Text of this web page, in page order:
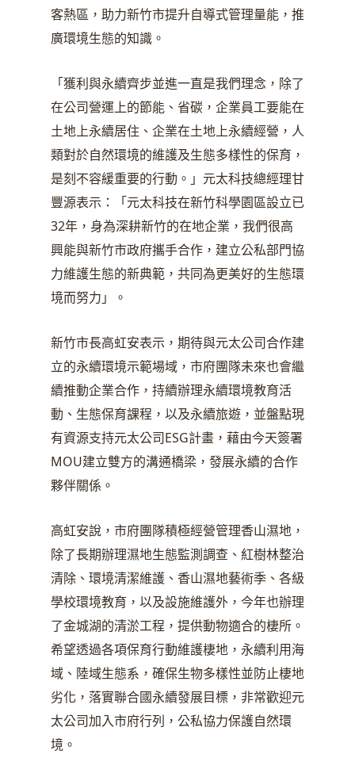
客熱區，助力新竹市提升自導式管理量能，推
廣環境生態的知識。
「獲利與永續齊步並進一直是我們理念，除了
在公司營運上的節能、省碳，企業員工要能在
土地上永續居住、企業在土地上永續經營，人
類對於自然環境的維護及生態多樣性的保育，
是刻不容緩重要的行動。」元太科技總經理甘
豐源表示：「元太科技在新竹科學園區設立已
32年，身為深耕新竹的在地企業，我們很高
興能與新竹市政府攜手合作，建立公私部門協
力維護生態的新典範，共同為更美好的生態環
境而努力」。
新竹市長高虹安表示，期待與元太公司合作建
立的永續環境示範場域，市府團隊未來也會繼
續推動企業合作，持續辦理永續環境教育活
動、生態保育課程，以及永續旅遊，並盤點現
有資源支持元太公司ESG計畫，藉由今天簽署
MOU建立雙方的溝通橋梁，發展永續的合作
夥伴關係。
高虹安說，市府團隊積極經營管理香山濕地，
除了長期辦理濕地生態監測調查、紅樹林整治
清除、環境清潔維護、香山濕地藝術季、各級
學校環境教育，以及設施維護外，今年也辦理
了金城湖的清淤工程，提供動物適合的棲所。
希望透過各項保育行動維護棲地，永續利用海
域、陸域生態系，確保生物多樣性並防止棲地
劣化，落實聯合國永續發展目標，非常歡迎元
太公司加入市府行列，公私協力保護自然環
境。